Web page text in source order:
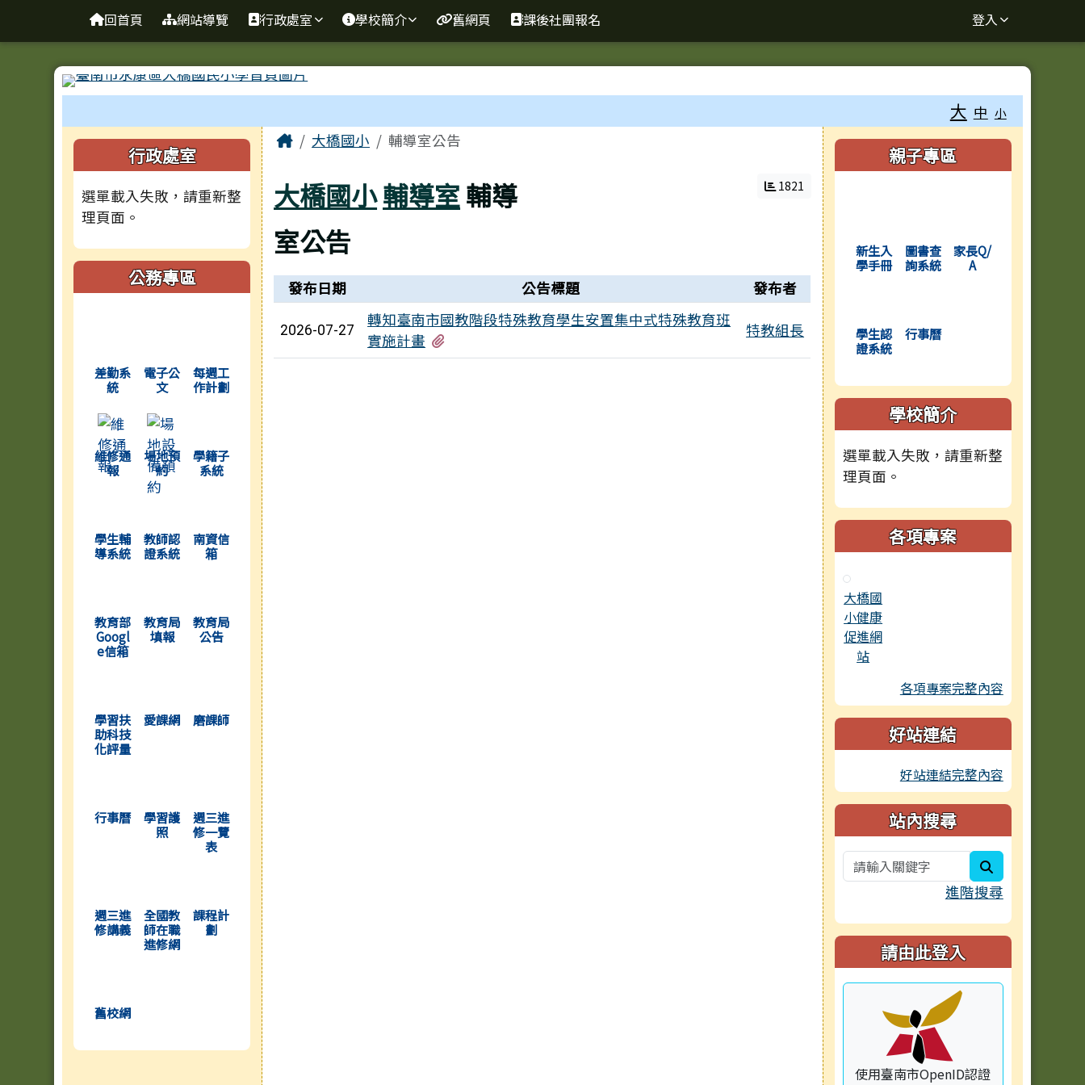
台南市大橋國小全球資訊網
回首頁 網站導覽 行政處室 學校簡介 舊網頁 課後社團報名 登入
大 中 小
左邊區域內容
行政處室
選單載入失敗，請重新整
理頁面。
公務專區
差勤系
統
電子公
文
每週工
作計劃
(另開新視窗)
維修通
報
(另開新視窗)
場地預
約
(另開新視窗)
學籍子
系統
(另開新視窗)
學生輔
導系統
教師認
證系統
南資信
箱
(另開新視窗)
教育部
Googl
e信箱
教育局
填報
教育局
公告
(另開新視窗)
學習扶
助科技
化評量
愛課網 磨課師
(另開新視窗)
行事曆
學習護
照
週三進
修一覽
表
(另開新視窗)
週三進
修講義
全國教
師在職
進修網
課程計
劃
(另開新視窗)
舊校網
主內容區域
Home大橋國小 輔導室公告
大橋國小輔導室輔導
室公告
1821
新聞列表
發布日期 公告標題 發布者
2026-07-27
轉知臺南市國教階段特殊教育學生安置集中式特殊教育班
實施計畫
特教組長
右邊區域內容
親子專區
新生入
學手冊
圖書查
詢系統
家長Q/
A
學生認
證系統
行事曆
學校簡介
選單載入失敗，請重新整
理頁面。
各項專案
大橋國
小健康
促進網
站
各項專案完整內容
好站連結
好站連結完整內容
站內搜尋
進階搜尋
請由此登入
使用臺南市OpenID認證
頁尾區域